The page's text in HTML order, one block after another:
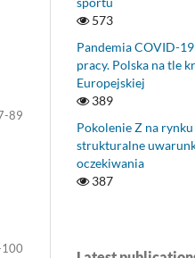
89
573
Pandemia COVID-
pracy. Polska na tle
Europejskiej
389
Pokolenie Z na
strukturalne
oczekiwania
387